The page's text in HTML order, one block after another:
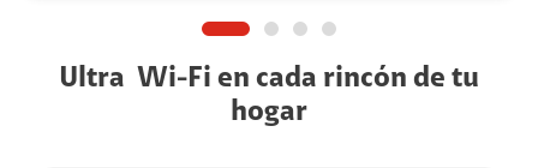
Ultra Wi-Fi en cada rincón de tu
hogar